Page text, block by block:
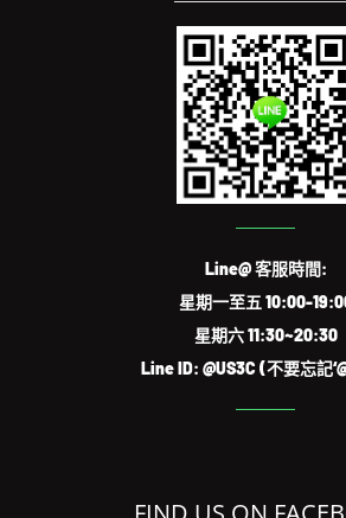
Line@ 客服時間:
星期一至五 10:00-
星期六 11:30~20:30
Line ID: @US3C (不要忘記